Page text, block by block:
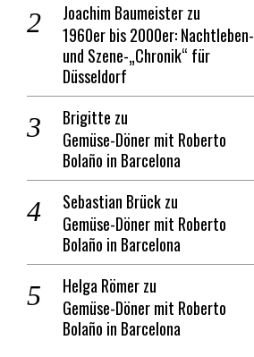
Joachim Baumeisterzu
1960er bis 2000er: Nachtleben-
und Szene-„Chronik“ für
Düsseldorf
Brigitte zu
Gemüse-Döner mit Roberto
Bolaño in Barcelona
Sebastian Brückzu
Gemüse-Döner mit Roberto
Bolaño in Barcelona
Helga Römerzu
Gemüse-Döner mit Roberto
Bolaño in Barcelona